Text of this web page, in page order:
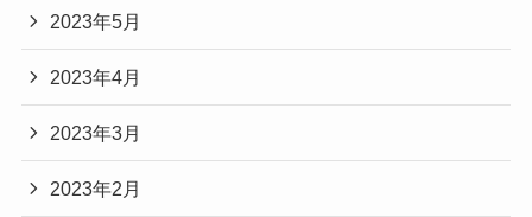
2023年5月
2023年4月
2023年3月
2023年2月